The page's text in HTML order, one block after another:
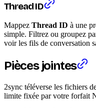
Thread ID
Mappez Thread ID à une
simple. Filtrez ou groupez
voir les fils de conversation
Pièces jointes
2sync téléverse les fichiers
limite fixée par votre forfait